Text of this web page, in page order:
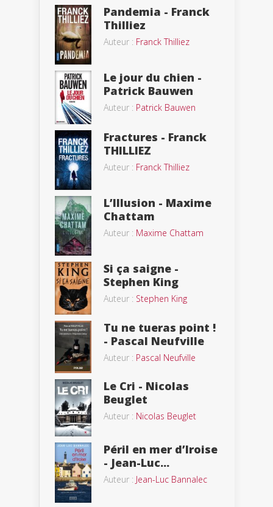
Pandemia - Franck
Thilliez
Auteur : Franck Thilliez
Le jour du chien -
Patrick Bauwen
Auteur : Patrick Bauwen
Fractures - Franck
THILLIEZ
Auteur : Franck Thilliez
L’Illusion - Maxime
Chattam
Auteur : Maxime Chattam
Si ça saigne -
Stephen King
Auteur : Stephen King
Tu ne tueras point !
- Pascal Neufville
Auteur : Pascal Neufville
Le Cri - Nicolas
Beuglet
Auteur : Nicolas Beuglet
Péril en mer d’Iroise
- Jean-Luc...
Auteur : Jean-Luc Bannalec